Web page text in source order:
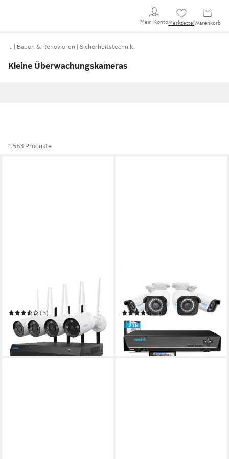
Mein KontoMerkzettel Warenkorb
… Bauen & Renovieren Sicherheitstechnik
Kleine Überwachungskameras
1.563 Produkte
(3)
499,97 € UVP649,99 €
-23%
in 4-5 Werktagen bei dir
Überwachungskamera 8MP
4K PoE
(4)
699,99 €
in 4-5 Werktagen bei dir